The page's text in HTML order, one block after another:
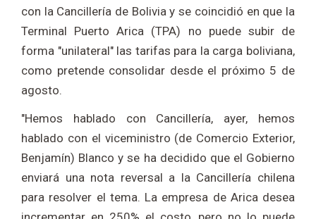
con la Cancillería de Bolivia y se coincidió en que la
Terminal Puerto Arica (TPA) no puede subir de
forma "unilateral" las tarifas para la carga boliviana,
como pretende consolidar desde el próximo 5 de
agosto.
"Hemos hablado con Cancillería, ayer, hemos
hablado con el viceministro (de Comercio Exterior,
Benjamín) Blanco y se ha decidido que el Gobierno
enviará una nota reversal a la Cancillería chilena
para resolver el tema. La empresa de Arica desea